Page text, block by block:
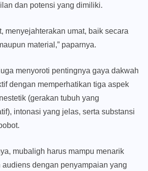
dan potensi yang dimiliki.
menyejahterakan umat, baik secara
material,” paparnya.
menyoroti pentingnya gaya dakwah
dengan memperhatikan tiga aspek
(gerakan tubuh yang
intonasi yang jelas, serta substansi
mubaligh harus mampu menarik
audiens dengan penyampaian yang